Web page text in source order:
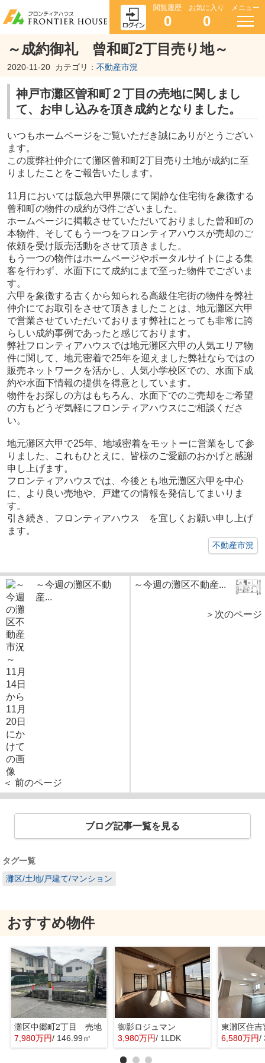
閲覧履歴
0
お気に入り
0
メニュー
～成約御礼 曾和町2丁目売り地～
2020-11-20 カテゴリ： 不動産市況
神戸市灘区曽和町２丁目の売地に関しまし
て、お申し込みを頂き成約となりました。
いつもホームページをご覧いただき誠にありがとうござい
ます。
この度弊社仲介にて灘区曾和町2丁目売り土地が成約に至
りましたことをご報告いたします。
11月においては阪急六甲界隈にて閑静な住宅街を象徴する
曾和町の物件の成約が3件ございました。
ホームページに掲載させていただいておりました曾和町の
本物件、そしてもう一つをフロンティアハウスが売却のご
依頼を受け販売活動をさせて頂きました。
もう一つの物件はホームページやポータルサイトによる集
客を行わず、水面下にて成約にまで至った物件でございま
す。
六甲を象徴する古くから知られる高級住宅街の物件を弊社
仲介にてお取引をさせて頂きましたことは、 地元灘区六甲
で営業させていただいております弊社にとっても非常に誇
らしい成約事例であったと感じております。
弊社フロンティアハウスでは地元灘区六甲の人気エリア物
件に関して、 地元密着で25年を迎えました弊社ならではの
販売ネットワークを活かし、人気小学校区での、水面下成
約や水面下情報の提供を得意としています。
物件をお探しの方はもちろん、水面下でのご売却をご希望
の方もどうぞ気軽にフロンティアハウスにご相談くださ
い。
地元灘区六甲で25年、地域密着をモットーに営業をして参
りました、
これもひとえに、皆様のご愛顧のおかげと感謝
申し上げます。
フロンティアハウスでは、今後とも地元灘区六甲を中心
に、より良い売地や、戸建ての情報を発信してまいりま
す。
引き続き、フロンティアハウス を宜しくお願い申し上げ
ます。
不動産市況
～今週の灘区不動
産...
＜ 前のページ
～今週の灘区不動産...
＞次のページ
ブログ記事一覧を見る
タグ一覧
灘区/土地/戸建て/マンション
おすすめ物件
灘区中郷町2丁目 売地
7,980万円/ 146.99㎡
御影ロジュマン
3,980万円/ 1LDK 6,580万円/